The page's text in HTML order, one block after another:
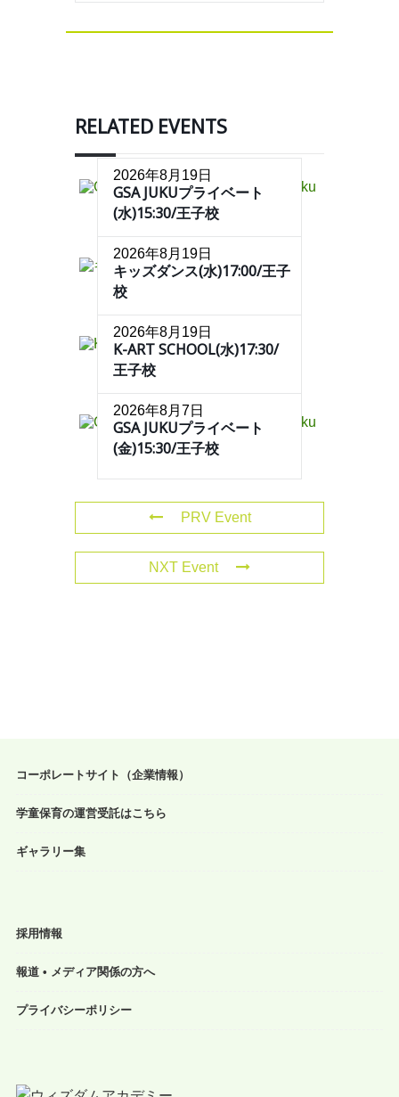
RELATED EVENTS
2026年8月19日
GSA JUKUプライベート
(水)15:30/王子校
2026年8月19日
キッズダンス(水)17:00/王子
校
2026年8月19日
K-ART SCHOOL(水)17:30/
王子校
2026年8月7日
GSA JUKUプライベート
(金)15:30/王子校
PRV Event
NXT Event
コーポレートサイト（企業情報）
学童保育の運営受託はこちら
ギャラリー集
採用情報
報道 • メディア関係の方へ
プライバシーポリシー